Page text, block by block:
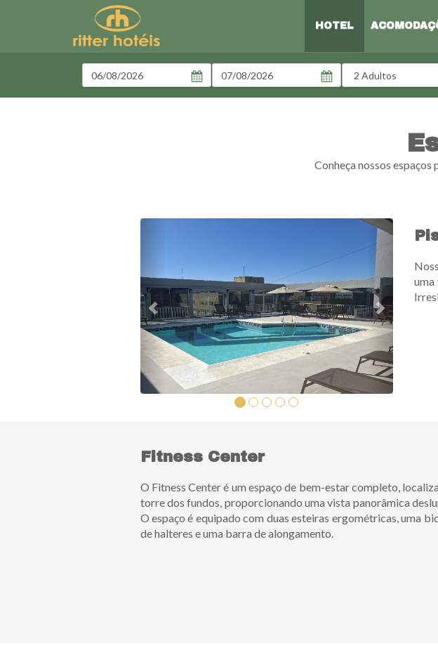
HOTEL
Conheça nossos espaços
Next
Fitness Center
O Fitness Center é um espaço de bem-estar completo,
torre dos fundos, proporcionando uma vista panorâmica
O espaço é equipado com duas esteiras ergométricas, uma
de halteres e uma barra de alongamento.